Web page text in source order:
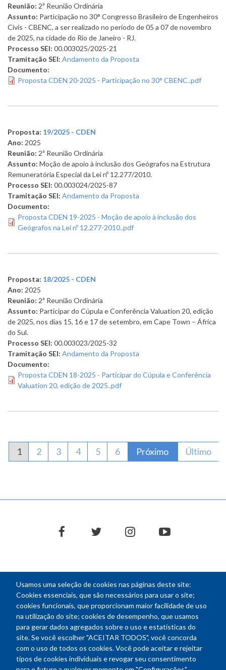
Usamos uma seleção de cookies nas páginas deste site:
Cookies essenciais, que são necessários para usar o site;
cookies funcionais, que proporcionam maior facilidade de uso
na utilização do site; cookies de desempenho, que usamos
para gerar dados agregados sobre o uso e estatísticas do
site. Se você escolher "ACEITAR TODOS", você concorda
com o uso de todos os cookies. Você pode aceitar e rejeitar
tipos de cookies individuais e revogar seu consentimento
Reunião: 2ª Reunião Ordinária
Assunto: Participação no 30° Congresso Brasileiro de Engenheiros
Civis - CBENC, a ser realizado no período de 05 a 07 de novembro
de 2025, na cidade do Rio de Janeiro - RJ.
Processo SEI: 00.003025/2025-21
Tramitação SEI: Andamento da Proposta
Documento:
Proposta CDEN 20-2025 - Participação no 30° CBENC..pdf
Proposta: 19/2025 - CDEN
Ano: 2025
Reunião: 2ª Reunião Ordinária
Assunto: Moção de apoio à inclusão dos Geógrafos na Estrutura
Remuneratória Especial da Lei nº 12.277/2010.
Processo SEI: 00.003024/2025-87
Tramitação SEI: Andamento da Proposta
Documento:
Proposta CDEN 19-2025 - Moção de apoio à inclusão dos
Geógrafos na Lei nº 12.277-2010..pdf
Proposta: 18/2025 - CDEN
Ano: 2025
Reunião: 2ª Reunião Ordinária
Assunto: Participar do Cúpula e Conferência Valuation 20, edição
de 2025, nos dias 15, 16 e 17 de setembro, em Cape Town – África
do Sul.
Processo SEI: 00.003023/2025-32
Tramitação SEI: Andamento da Proposta
Documento:
Proposta CDEN 18-2025 - Participar do Cúpula e Conferência
Valuation 20, edição de 2025..pdf
Página atual
1 Página
2 Página
3 Página
4 Página
5 Página
6 Próxima página
Próximo Última
Último
facebooktwitter instagramyoutube
NEWSLETTER